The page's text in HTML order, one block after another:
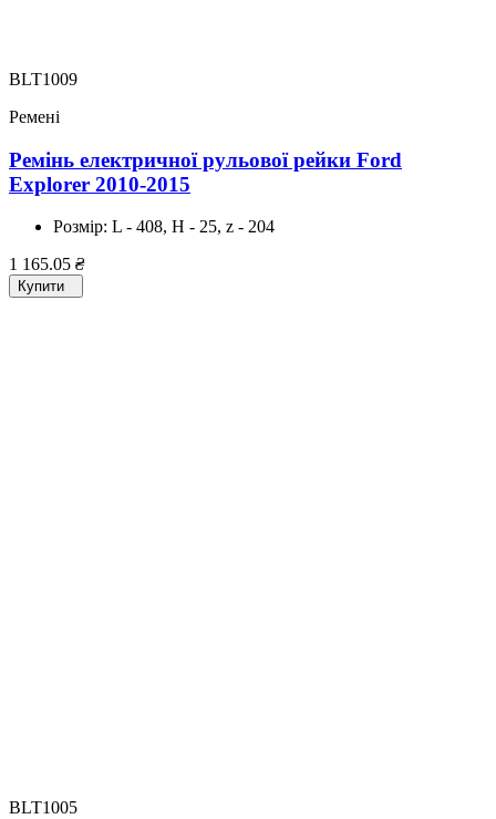
BLT1009
Ремені
Ремінь електричної рульової рейки Ford
Explorer 2010-2015
Розмір: L - 408, H - 25, z - 204
1 165.05 ₴
Купити
BLT1005